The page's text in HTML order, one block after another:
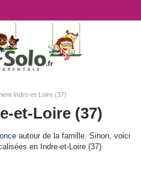
Indre-et-Loire (37)
et-Loire (37)
autour de la famille. Sinon, voici
en Indre-et-Loire (37)